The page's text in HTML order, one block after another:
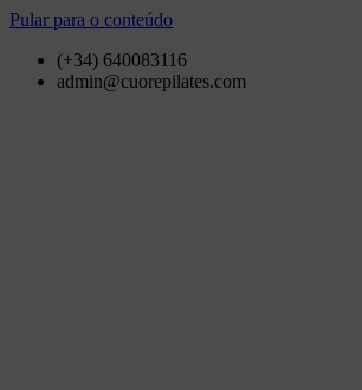
Pular para o conteúdo
(+34) 640083116
admin@cuorepilates.com